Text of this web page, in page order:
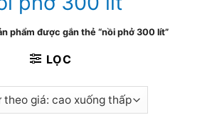
phẩm được gắn thẻ “nồi phở 300 lít”
LỌC